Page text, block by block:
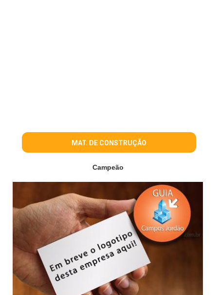
MAT. DE CONSTRUÇÃO
Campeão